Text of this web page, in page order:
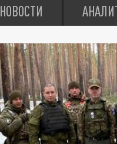
НОВОСТИ